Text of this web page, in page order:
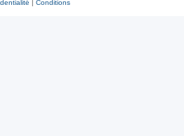
| Conditions